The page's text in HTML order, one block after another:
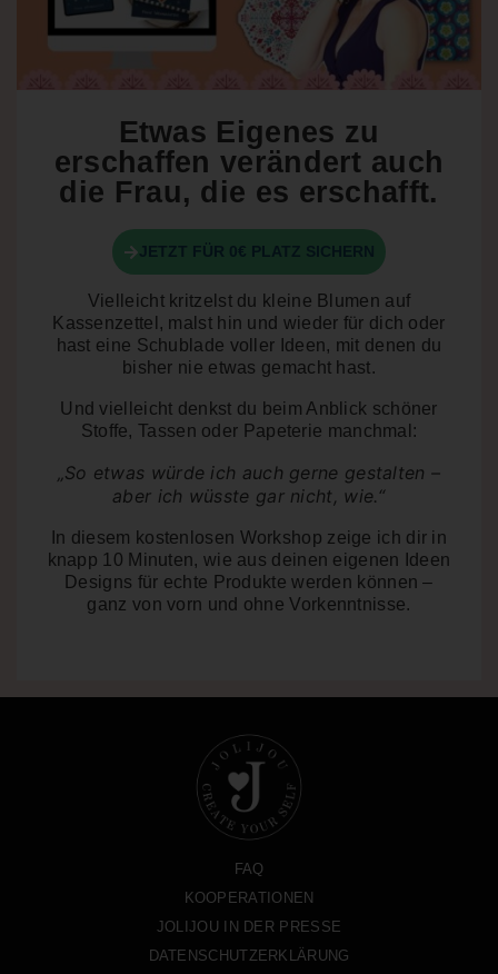
Etwas Eigenes zu
erschaffen verändert auch
die Frau, die es erschafft.
JETZT FÜR 0€ PLATZ SICHERN
Vielleicht kritzelst du kleine Blumen auf
Kassenzettel, malst hin und wieder für dich oder
hast eine Schublade voller Ideen, mit denen du
bisher nie etwas gemacht hast.
Und vielleicht denkst du beim Anblick schöner
Stoffe, Tassen oder Papeterie manchmal:
„So etwas würde ich auch gerne gestalten –
aber ich wüsste gar nicht, wie.“
In diesem kostenlosen Workshop zeige ich dir in
knapp 10 Minuten, wie aus deinen eigenen Ideen
Designs für echte Produkte werden können –
ganz von vorn und ohne Vorkenntnisse.
FAQ
KOOPERATIONEN
JOLIJOU IN DER PRESSE
DATENSCHUTZERKLÄRUNG